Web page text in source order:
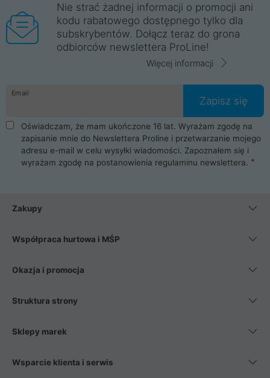
Nie strać żadnej informacji o promocji ani
kodu rabatowego dostępnego tylko dla
subskrybentów. Dołącz teraz do grona
odbiorców newslettera ProLine!
Więcej informacji
Email
Zapisz się
Oświadczam, że mam ukończone 16 lat. Wyrażam zgodę na
zapisanie mnie do Newslettera Proline i przetwarzanie mojego
adresu e-mail w celu wysyłki wiadomości. Zapoznałem się i
wyrażam zgodę na postanowienia regulaminu newslettera.
Zakupy
Współpraca hurtowa i MŚP
Okazja i promocja
Struktura strony
Sklepy marek
Wsparcie klienta i serwis